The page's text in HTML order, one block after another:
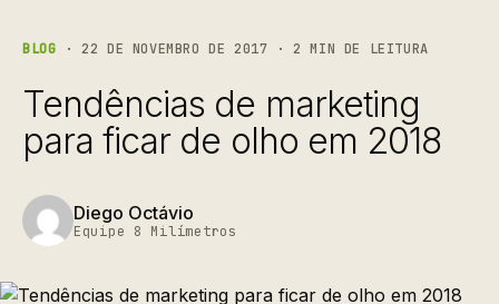
BLOG · 22 DE NOVEMBRO DE 2017 · 2 MIN DE LEITURA
Tendências de marketing
para ficar de olho em 2018
Diego Octávio
Equipe 8 Milímetros